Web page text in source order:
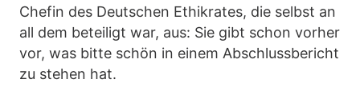
Chefin des Deutschen Ethikrates, die selbst an
all dem beteiligt war, aus: Sie gibt schon vorher
vor, was bitte schön in einem Abschlussbericht
zu stehen hat.